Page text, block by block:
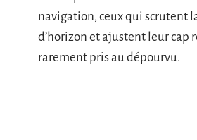
navigation, ceux qui scrutent
d’horizon et ajustent leur cap
rarement pris au dépourvu.